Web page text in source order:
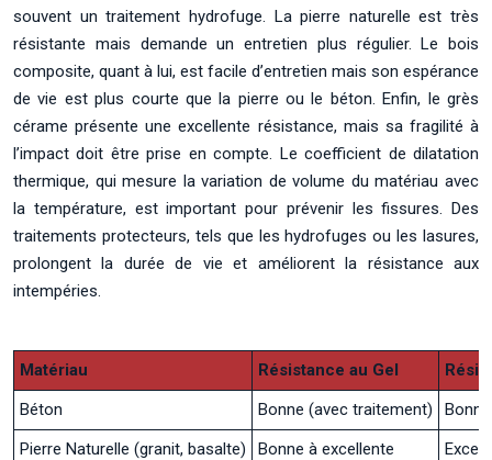
souvent un traitement hydrofuge. La pierre naturelle est très
résistante mais demande un entretien plus régulier. Le bois
composite, quant à lui, est facile d’entretien mais son espérance
de vie est plus courte que la pierre ou le béton. Enfin, le grès
cérame présente une excellente résistance, mais sa fragilité à
l’impact doit être prise en compte. Le coefficient de dilatation
thermique, qui mesure la variation de volume du matériau avec
la température, est important pour prévenir les fissures. Des
traitements protecteurs, tels que les hydrofuges ou les lasures,
prolongent la durée de vie et améliorent la résistance aux
intempéries.
Matériau Résistance au Gel
Béton
Bonne (avec traitement)
Bonne
Pierre Naturelle (granit, basalte)
Bonne à excellente